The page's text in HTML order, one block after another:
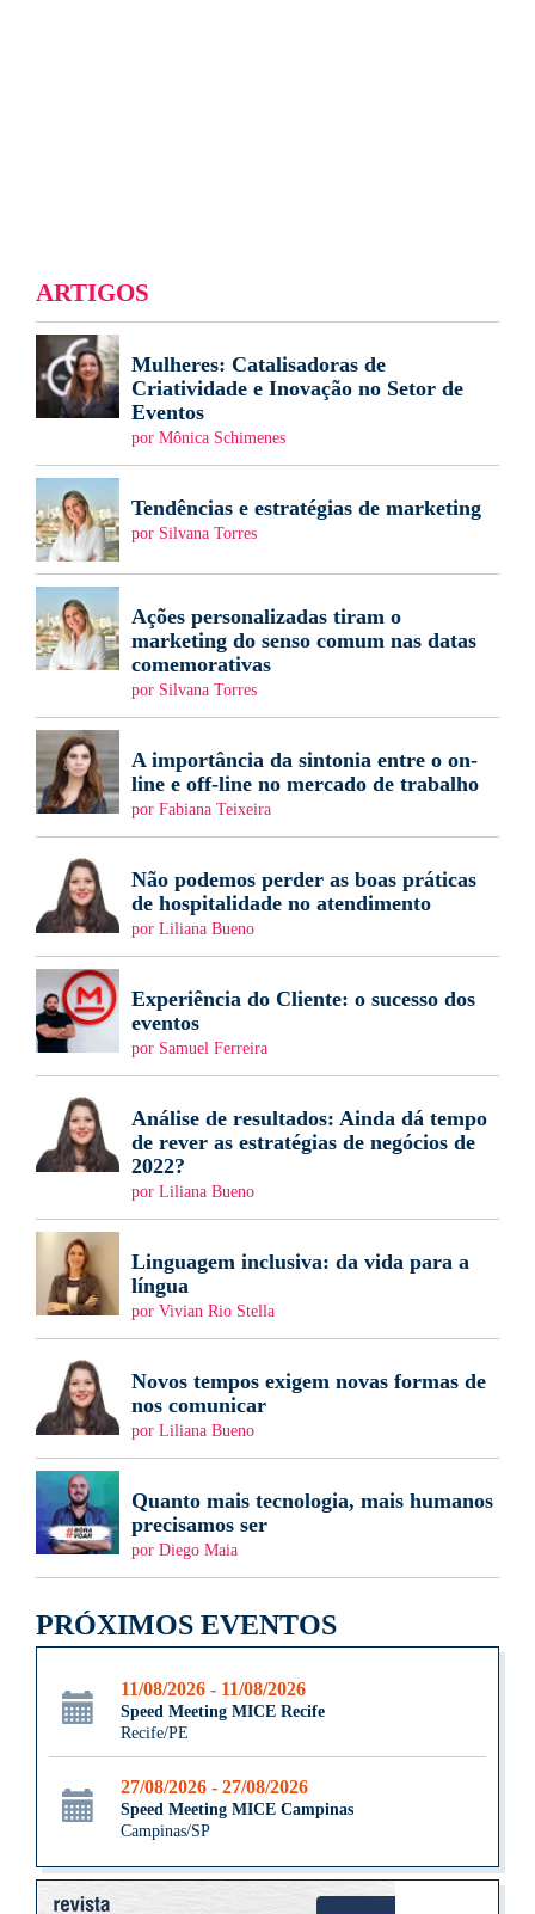
ARTIGOS
Mulheres: Catalisadoras de
Criatividade e Inovação no Setor de
Eventos
por Mônica Schimenes
Tendências e estratégias de marketing
por Silvana Torres
Ações personalizadas tiram o
marketing do senso comum nas datas
comemorativas
por Silvana Torres
A importância da sintonia entre o on-
line e off-line no mercado de trabalho
por Fabiana Teixeira
Não podemos perder as boas práticas
de hospitalidade no atendimento
por Liliana Bueno
Experiência do Cliente: o sucesso dos
eventos
por Samuel Ferreira
Análise de resultados: Ainda dá tempo
de rever as estratégias de negócios de
2022?
por Liliana Bueno
Linguagem inclusiva: da vida para a
língua
por Vivian Rio Stella
Novos tempos exigem novas formas de
nos comunicar
por Liliana Bueno
Quanto mais tecnologia, mais humanos
precisamos ser
por Diego Maia
PRÓXIMOS EVENTOS
11/08/2026 - 11/08/2026
Speed Meeting MICE Recife
Recife/PE
27/08/2026 - 27/08/2026
Speed Meeting MICE Campinas
Campinas/SP